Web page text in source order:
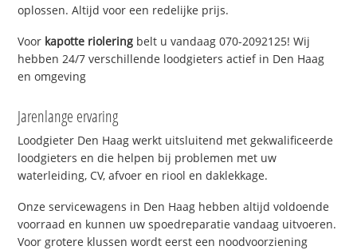
oplossen. Altijd voor een redelijke prijs.
Voor kapotte riolering belt u vandaag 070-2092125! Wij
hebben 24/7 verschillende loodgieters actief in Den Haag
en omgeving
Jarenlange ervaring
Loodgieter Den Haag werkt uitsluitend met gekwalificeerde
loodgieters en die helpen bij problemen met uw
waterleiding, CV, afvoer en riool en daklekkage.
Onze servicewagens in Den Haag hebben altijd voldoende
voorraad en kunnen uw spoedreparatie vandaag uitvoeren.
Voor grotere klussen wordt eerst een noodvoorziening